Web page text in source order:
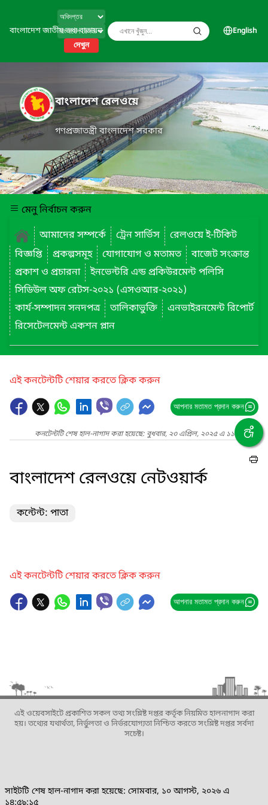
বাংলাদেশ জাতীয় তথ্য বাতায়ন
দেখুন
English
বাংলাদেশ রেলওয়ে
গণপ্রজাতন্ত্রী বাংলাদেশ সরকার
মেনু নির্বাচন করুন
আমাদের সম্পর্কে
ট্রেন সার্ভিস
রেলওয়ে ই-টিকিট
বিজ্ঞপ্তি
প্রকল্পসমূহ যোগাযোগ ও মতামত
বাজেট সংক্রান্ত
প্রকাশ ও প্রচারনা
ইনভেন্টরি এন্ড প্রকিউরমেন্ট পলিসি
সিডিউল অফ রেটস-২০২১ (এসওআর-২০২১)
কার্য-সম্পাদন সনদপত্র
তালিকাভুক্তি
এনভাইরনমেন্ট রিপোর্ট
রিসেটেলমেন্ট একশন প্লান
এই কনটেন্টটি শেয়ার করতে ক্লিক করুন
আপনার মতামত প্রদান করুন
কনটেন্টটি শেষ হাল-নাগাদ করা হয়েছে: বুধবার, ২৩ এপ্রিল, ২০২৫ এ ১১:১৯ PM
বাংলাদেশ রেলওয়ে নেটওয়ার্ক
কন্টেন্ট: পাতা
এই কনটেন্টটি শেয়ার করতে ক্লিক করুন
আপনার মতামত প্রদান করুন
এই ওয়েবসাইটে প্রকাশিত সকল তথ্য সংশ্লিষ্ট দপ্তর কর্তৃক নিয়মিত হালনাগাদ করা
হয়। তথ্যের যথার্থতা, নির্ভুলতা ও নির্ভরযোগ্যতা নিশ্চিত করতে সংশ্লিষ্ট দপ্তর সর্বদা
সচেষ্ট।
সাইটটি শেষ হাল-নাগাদ করা হয়েছে: সোমবার, ১০ আগস্ট, ২০২৬ এ